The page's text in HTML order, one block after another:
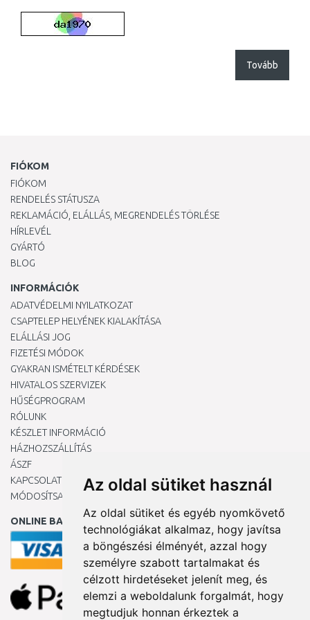
Az oldal sütiket használ
Az oldal sütiket és egyéb nyomkövető
technológiákat alkalmaz, hogy javítsa
a böngészési élményét, azzal hogy
személyre szabott tartalmakat és
célzott hirdetéseket jelenít meg, és
elemzi a weboldalunk forgalmát, hogy
megtudjuk honnan érkeztek a
Tovább
FIÓKOM
FIÓKOM
RENDELÉS STÁTUSZA
REKLAMÁCIÓ, ELÁLLÁS, MEGRENDELÉS TÖRLÉSE
HÍRLEVÉL
GYÁRTÓ
BLOG
INFORMÁCIÓK
ADATVÉDELMI NYILATKOZAT
CSAPTELEP HELYÉNEK KIALAKÍTÁSA
ELÁLLÁSI JOG
FIZETÉSI MÓDOK
GYAKRAN ISMÉTELT KÉRDÉSEK
HIVATALOS SZERVIZEK
HŰSÉGPROGRAM
RÓLUNK
KÉSZLET INFORMÁCIÓ
HÁZHOZSZÁLLÍTÁS
ÁSZF
KAPCSOLAT
MÓDOSÍTSA A COOKIE-BEÁLLÍTÁSAIMAT
ONLINE BANKKÁRTYÁVAL